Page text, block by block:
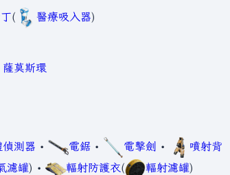
( 醫療吸入器)
薩莫斯環
偵測器 • 電鋸 • 電擊劍 •
噴射背
濾罐) • 輻射防護衣( 輻射濾罐)